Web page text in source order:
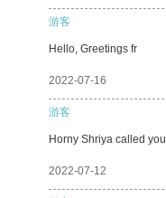
游客
Hello, Greetings fr
2022-07-16
游客
Horny Shriya called you
2022-07-12